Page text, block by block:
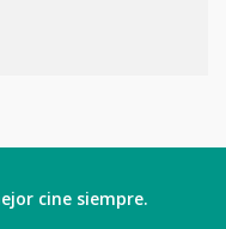
cine siempre.